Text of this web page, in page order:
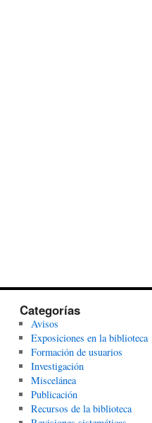
Categorías
Avisos
Exposiciones en la biblioteca
Formación de usuarios
Investigación
Miscelánea
Publicación
Recursos de la biblioteca